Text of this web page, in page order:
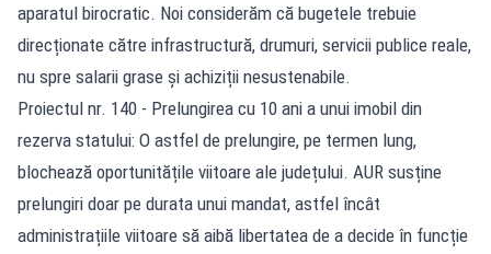
aparatul birocratic. Noi considerăm că bugetele trebuie
direcționate către infrastructură, drumuri, servicii publice reale,
nu spre salarii grase și achiziții nesustenabile.
Proiectul nr. 140 - Prelungirea cu 10 ani a unui imobil din
rezerva statului: O astfel de prelungire, pe termen lung,
blochează oportunitățile viitoare ale județului. AUR susține
prelungiri doar pe durata unui mandat, astfel încât
administrațiile viitoare să aibă libertatea de a decide în funcție